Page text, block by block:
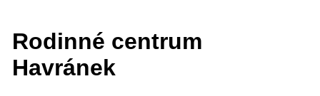
Rodinné centrum
Havránek